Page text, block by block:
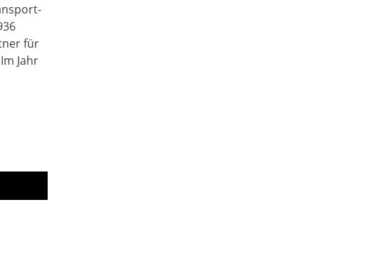
für
Jahr